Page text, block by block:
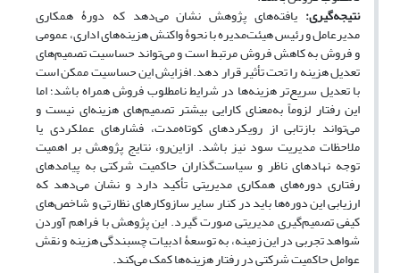
نتیجه‌گیری: یافته‌های پژوهش نشان می‌دهد که دورۀ همکاری
مدیرعامل و رئیس هیئت‌مدیره با نحوۀ واکنش هزینه‌های اداری، عمومی
و فروش به کاهش فروش مرتبط است و می‌تواند حساسیت تصمیم‌های
تعدیل هزینه را تحت تأثیر قرار دهد. افزایش این حساسیت ممکن است
با تعدیل سریع‌تر هزینه‌ها در شرایط نامطلوب فروش همراه باشد؛ اما
این رفتار لزوماً به‌معنای کارایی بیشتر تصمیم‌های هزینه‌ای نیست و
می‌تواند بازتابی از رویکردهای کوتاه‌مدت، فشارهای عملکردی یا
ملاحظات مدیریت سود نیز باشد. ازاین‌رو، نتایج پژوهش بر اهمیت
توجه نهادهای ناظر و سیاست‌گذاران حاکمیت شرکتی به پیامدهای
رفتاری دوره‌های همکاری مدیریتی تأکید دارد و نشان می‌دهد که
ارزیابی این دوره‌ها باید در کنار سایر سازوکارهای نظارتی و شاخص‌های
کیفی تصمیم‌گیری مدیریتی صورت گیرد. این پژوهش با فراهم آوردن
شواهد تجربی در این زمینه، به توسعۀ ادبیات چسبندگی هزینه و نقش
عوامل حاکمیت شرکتی در رفتار هزینه‌ها کمک می‌کند.